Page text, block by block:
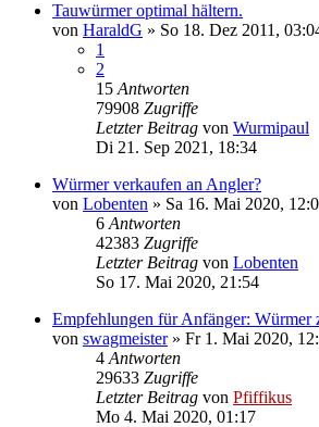
Tauwürmer optimal hältern.
von HaraldG » So 18. Dez 2011,
1
2
15 Antworten
79908 Zugriffe
Letzter Beitrag von Wurmipaul
Di 21. Sep 2021, 18:34
Würmer verkaufen an Angler?
von Lobenten » Sa 16. Mai 2020,
6 Antworten
42383 Zugriffe
Letzter Beitrag von Lobenten
So 17. Mai 2020, 21:54
Empfehlungen für Anfänger: Würmer
von swagmeister» Fr 1. Mai 2020,
4 Antworten
29633 Zugriffe
Letzter Beitrag von Pfiffikus
Mo 4. Mai 2020, 01:17